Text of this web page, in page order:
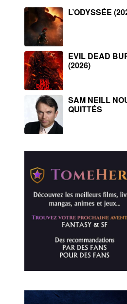
L’ODYSSÉE
EVIL DEAD
(2026)
SAM NEILL
QUITTÉS